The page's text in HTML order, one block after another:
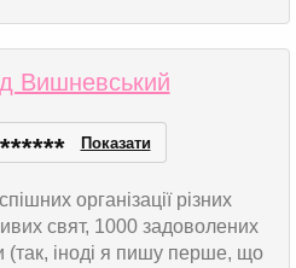
Вишневський
***** Показати
організації різних
свят, 1000 задоволених
(так, іноді я пишу перше, що